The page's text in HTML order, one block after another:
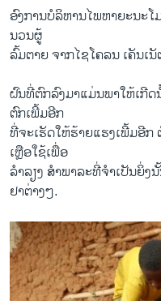
ອົງ​ການ​ບໍ​ລິ​ຫານໄພ​ຫາ​ຍະ​ນະ
ນວນ​ຜູ້
ລົ້ມ​ຕາຍ ​ຈາກ​ໄຊ​ໂຄ​ລນ ເຄັນ​ເ
ຝົນ​ທີ່​ຕົກ​ລົງ​ມາ​ແມ່ນ​ພາ​ໃຫ້​ເກີ
ຕົກ​ເພີ້ມ​ອີກ
ທີ່​ຈະ​ເຮັດ​ໃຫ້​ຮ້າຍ​ແຮງເພີ້ມ​ອີ
ເຫຼືອໃຊ້​ເພື່ອ​
ລຳ​ລຽງ ສຳ​ພາ​ລະ​ທີ່​ຈຳ​ເປັນ​ຍິ່
ຢາ​ຕ່າງໆ.